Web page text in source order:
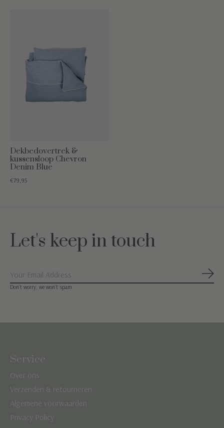
Dekbedovertrek &
kussensloop Chevron
Denim Blue
€79,95
Let's keep in touch
Don’t worry, we won’t spam
Service
Over ons
Verzenden & retourneren
Algemene voorwaarden
Privacy Policy